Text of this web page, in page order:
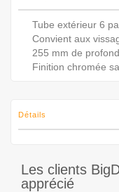
Tube extérieur 6
Convient aux
255 mm de
Finition chromée
Détails
Les clients
apprécié